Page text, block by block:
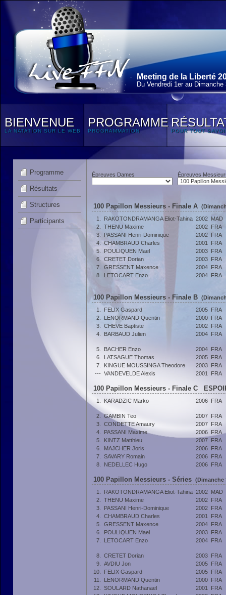
Meeting de la Liberté
Du Vendredi 1erau Dimanche
BIENVENUE
LA NATATION SUR LE WEB
PROGRAMME
PROGRAMMATION POUR TOUT
Programme
Résultats
Structures
Participants
Épreuves Dames Épreuves
100 Papillon Messieurs - Finale A
1.
RAKOTONDRAMANGA Eliot-Tahina 2002 MAD
2.
THENU Maxime 2002 FRA
3.
PASSANI Henri-Dominique 2002 FRA
4.
CHAMBRAUD Charles 2001
FRA
5.
POULIQUEN Mael 2003 FRA
6.
CRETET Dorian 2003 FRA
7.
GRESSENT Maxence 2004 FRA
8.
LETOCART Enzo 2004 FRA
100 Papillon Messieurs - Finale B
1.
FELIX Gaspard 2005 FRA
2.
LENORMAND Quentin 2000 FRA
3.
CHEVE Baptiste 2002 FRA
4.
BARBAUD Julien 2004 FRA
5. BACHER Enzo 2004 FRA
6.
LATSAGUE Thomas 2005 FRA
7.
KINGUE MOUSSINGA Theodore 2003 FRA
--- VANDEVELDE Alexis 2001 FRA
100 Papillon Messieurs - Finale C
1. KARADZIC Marko 2006 FRA
2. GAMBIN Teo 2007 FRA
3.
CONDETTE Amaury 2007 FRA
4.
PASSANI Maxime 2006 FRA
5.
KINTZ Matthieu 2007 FRA
6.
MAJCHER Joris 2006 FRA
7.
SAVARY Romain 2006 FRA
8.
NEDELLEC Hugo 2006 FRA
100 Papillon Messieurs - Séries (Dimanche
1.
RAKOTONDRAMANGA Eliot-Tahina 2002 MAD
2.
THENU Maxime 2002 FRA
3.
PASSANI Henri-Dominique 2002 FRA
4.
CHAMBRAUD Charles 2001
FRA
5.
GRESSENT Maxence 2004 FRA
6.
POULIQUEN Mael 2003 FRA
7.
LETOCART Enzo 2004 FRA
8. CRETET Dorian 2003 FRA
9.
AVDIU Jon 2005 FRA
10.
FELIX Gaspard 2005 FRA
11.
LENORMAND Quentin 2000 FRA
12.
SOULARD Nathanael 2001
FRA